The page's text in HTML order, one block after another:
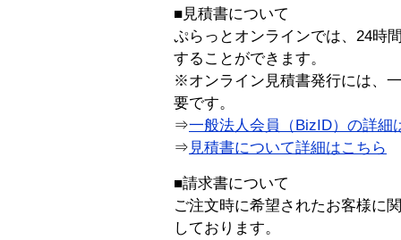
■見積書について
ぷらっとオンラインでは、24時
することができます。
※オンライン見積書発行には、
要です。
⇒一般法人会員（BizID）の詳細
⇒ 見積書について詳細はこちら
■請求書について
ご注文時に希望されたお客様に
しております。